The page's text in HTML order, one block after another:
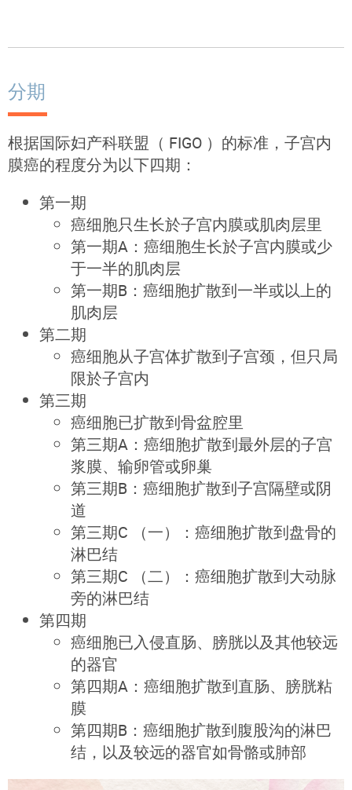
分期
根据国际妇产科联盟（ FIGO ）的标准，子宫内
膜癌的程度分为以下四期：
第一期
癌细胞只生长於子宫内膜或肌肉层里
第一期A：癌细胞生长於子宫内膜或少
于一半的肌肉层
第一期B：癌细胞扩散到一半或以上的
肌肉层
第二期
癌细胞从子宫体扩散到子宫颈，但只局
限於子宫内
第三期
癌细胞已扩散到骨盆腔里
第三期A：癌细胞扩散到最外层的子宫
浆膜、输卵管或卵巢
第三期B：癌细胞扩散到子宫隔壁或阴
道
第三期C （一）：癌细胞扩散到盘骨的
淋巴结
第三期C （二）：癌细胞扩散到大动脉
旁的淋巴结
第四期
癌细胞已入侵直肠、膀胱以及其他较远
的器官
第四期A：癌细胞扩散到直肠、膀胱粘
膜
第四期B：癌细胞扩散到腹股沟的淋巴
结，以及较远的器官如骨骼或肺部